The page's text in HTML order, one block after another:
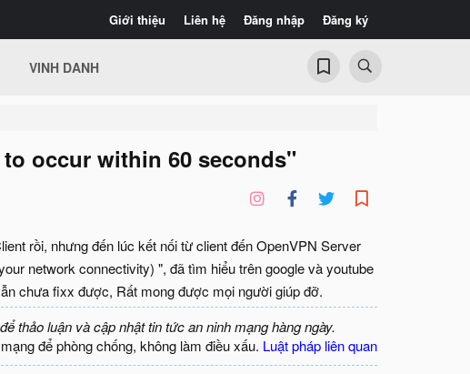
Giới thiệu Liên hệ Đăng nhập Đăng ký
VINH DANH
occur within 60 seconds"
rồi, nhưng đến lúc kết nối từ client đến OpenVPN Server
network connectivity) ", đã tìm hiểu trên google và youtube
chưa fixx được, Rất mong được mọi người giúp đỡ.
thảo luận và cập nhật tin tức an ninh mạng hàng ngày.
để phòng chống, không làm điều xấu. Luật pháp liên quan